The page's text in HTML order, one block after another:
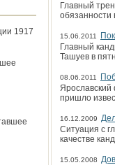
1917
Главный
обязанности
15.06.2011
Главный
Ташуев в
08.06.2011
Ярославский
пришло
16.12.2009
Ситуация с
качестве
15.05.2008